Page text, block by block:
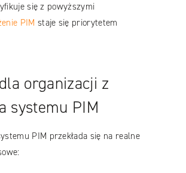
się z powyższymi
PIM staje się priorytetem
organizacji z
systemu PIM
PIM przekłada się na realne